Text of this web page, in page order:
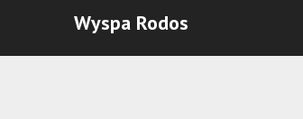
Wyspa Rodos